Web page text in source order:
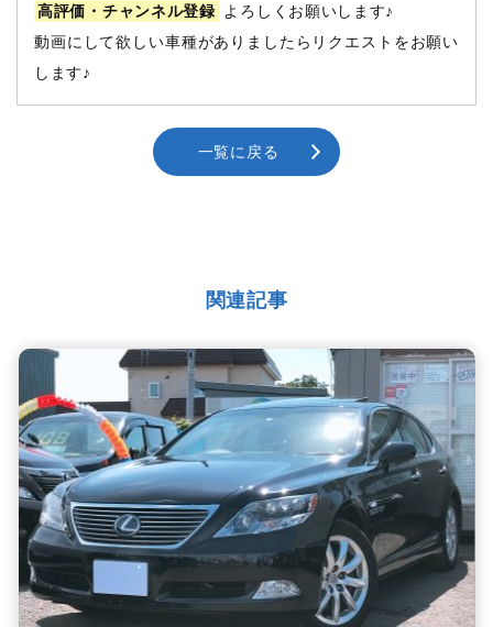
高評価・チャンネル登録
よろしくお願いします♪
動画にして欲しい車種がありましたらリクエストをお願い
します♪
一覧に戻る
関連記事